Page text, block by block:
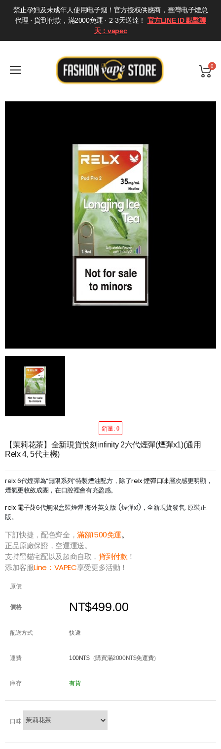
禁止孕妇及未成年人使用电子烟！官方授权供應商，臺灣电子煙总
代理 · 貨到付款，滿2000免運 · 2-3天送達！ 官方LINE ID 點擊聊
天：vapec
0
銷量: 0
【茉莉花茶】全新現貨悅刻infinity 2六代煙彈(煙彈x1)(通用
Relx 4, 5代主機)
relx 6代煙彈為“無限系列”特製煙油配方，除了relx 煙彈口味層次感更明顯，
煙氣更收斂成團，在口腔裡會有充盈感。
relx 電子菸6代無限盒裝煙彈 海外英文版 (煙彈x1)，全新現貨發售, 原裝正
版。
下訂快捷，配色齊全，滿額1500免運。
正品原廠保證，空運運送。
支持黑貓宅配以及超商自取，貨到付款 ！
添加客服Line： VAPEC享受更多活動！
原價
價格 NT$499.00
配送方式 快遞
運費 100NT$（購買滿2000NT$免運費）
庫存 有貨
口味